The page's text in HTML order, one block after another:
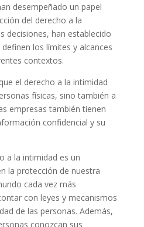
desempeñado un papel
del derecho a la
decisiones, han establecido
los límites y alcances
contextos.
el derecho a la intimidad
físicas, sino también a
empresas también tienen
confidencial y su
a la intimidad es un
la protección de nuestra
cada vez más
con leyes y mecanismos
de las personas. Además,
conozcan sus